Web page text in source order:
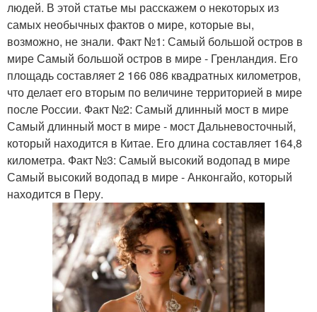
людей. В этой статье мы расскажем о некоторых из
самых необычных фактов о мире, которые вы,
возможно, не знали. Факт №1: Самый большой остров в
мире Самый большой остров в мире - Гренландия. Его
площадь составляет 2 166 086 квадратных километров,
что делает его вторым по величине территорией в мире
после России. Факт №2: Самый длинный мост в мире
Самый длинный мост в мире - мост Дальневосточный,
который находится в Китае. Его длина составляет 164,8
километра. Факт №3: Самый высокий водопад в мире
Самый высокий водопад в мире - Анконгайо, который
находится в Перу.